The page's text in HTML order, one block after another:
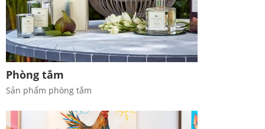
Phòng tắm
Sản phẩm phòng tắm